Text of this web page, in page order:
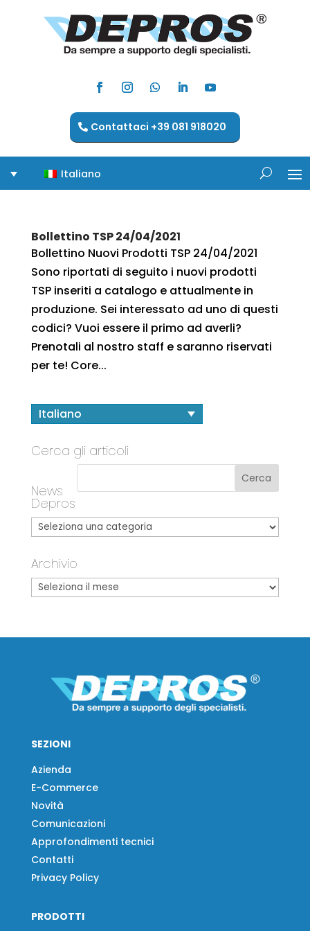
Contattaci +39 081 918020
Italiano
Bollettino TSP 24/04/2021
Bollettino Nuovi Prodotti TSP 24/04/2021
Sono riportati di seguito i nuovi prodotti
TSP inseriti a catalogo e attualmente in
produzione. Sei interessato ad uno di questi
codici? Vuoi essere il primo ad averli?
Prenotali al nostro staff e saranno riservati
per te! Core...
Italiano
Cerca gli articoli
News
Depros
Archivio
SEZIONI
Azienda
E-Commerce
Novità
Comunicazioni
Approfondimenti tecnici
Contatti
Privacy Policy
PRODOTTI